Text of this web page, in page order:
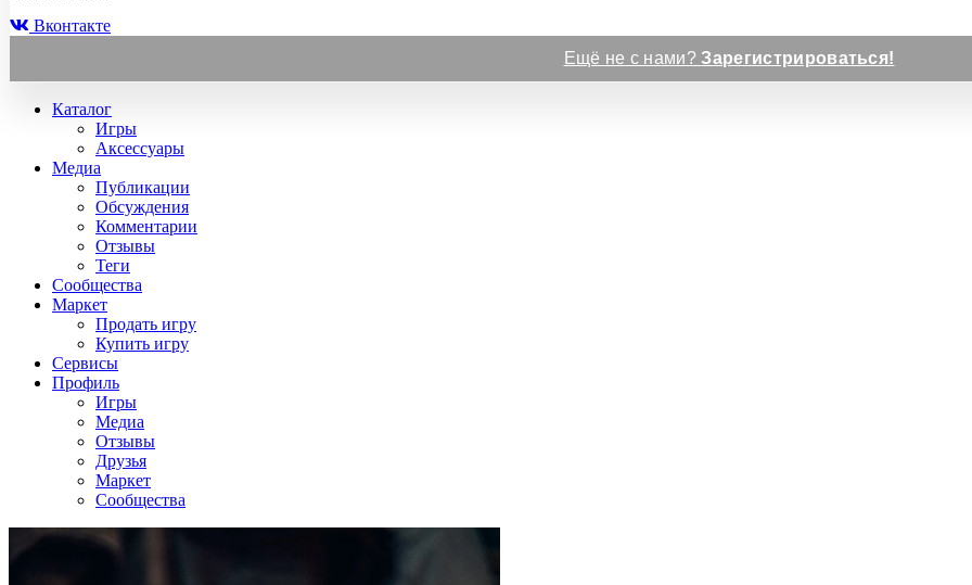
Вконтакте
Ещё не с нами?Зарегистрироваться!
Каталог
Игры
Аксессуары
Медиа
Публикации
Обсуждения
Комментарии
Отзывы
Теги
Сообщества
Маркет
Продать игру
Купить игру
Сервисы
Профиль
Игры
Медиа
Отзывы
Друзья
Маркет
Сообщества